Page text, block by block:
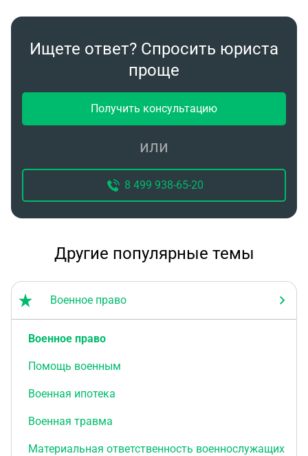
Ищете ответ? Спросить юриста
проще
Получить консультацию
или
8 499 938-65-20
Другие популярные темы
Военное право
Военное право
Помощь военным
Военная ипотека
Военная травма
Материальная ответственность военнослужащих